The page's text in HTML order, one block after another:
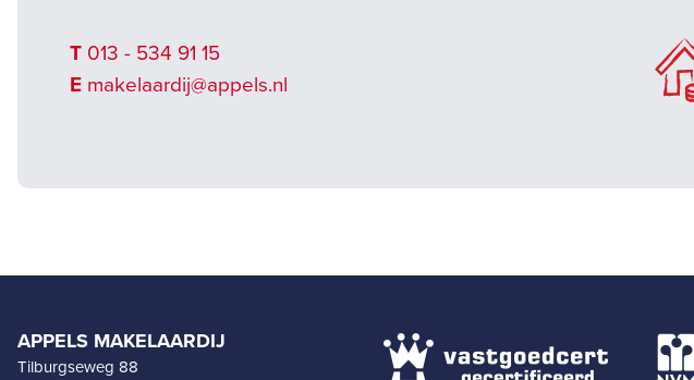
T 013 - 534 91 15
E makelaardij@appels.nl
APPELS MAKELAARDIJ
Tilburgseweg 88